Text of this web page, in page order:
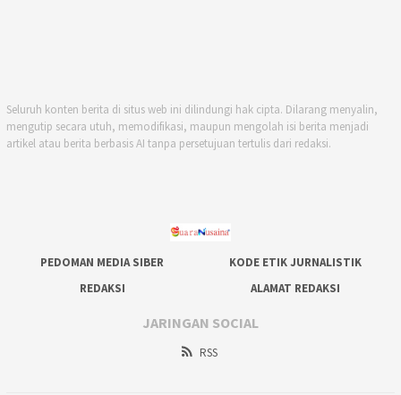
Seluruh konten berita di situs web ini dilindungi hak cipta. Dilarang menyalin,
mengutip secara utuh, memodifikasi, maupun mengolah isi berita menjadi
artikel atau berita berbasis AI tanpa persetujuan tertulis dari redaksi.
PEDOMAN MEDIA SIBER
KODE ETIK JURNALISTIK
REDAKSI
ALAMAT REDAKSI
JARINGAN SOCIAL
RSS